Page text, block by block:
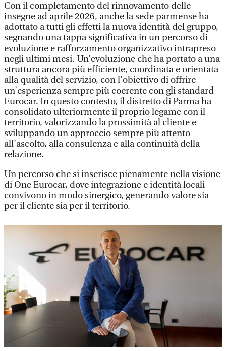
Con il completamento del rinnovamento delle
insegne ad aprile 2026, anche la sede parmense ha
adottato a tutti gli effetti la nuova identità del gruppo,
segnando una tappa significativa in un percorso di
evoluzione e rafforzamento organizzativo intrapreso
negli ultimi mesi. Un’evoluzione che ha portato a una
struttura ancora più efficiente, coordinata e orientata
alla qualità del servizio, con l’obiettivo di offrire
un’esperienza sempre più coerente con gli standard
Eurocar. In questo contesto, il distretto di Parma ha
consolidato ulteriormente il proprio legame con il
territorio, valorizzando la prossimità al cliente e
sviluppando un approccio sempre più attento
all’ascolto, alla consulenza e alla continuità della
relazione.
Un percorso che si inserisce pienamente nella visione
di One Eurocar, dove integrazione e identità locali
convivono in modo sinergico, generando valore sia
per il cliente sia per il territorio.